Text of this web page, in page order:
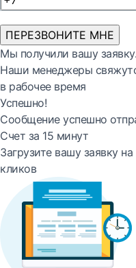
ПЕРЕЗВОНИТЕ МНЕ
Мы получили вашу заявку.
Наши менеджеры
в рабочее время
Успешно!
Сообщение успешно
Счет за 15 минут
Загрузите вашу заявку
кликов